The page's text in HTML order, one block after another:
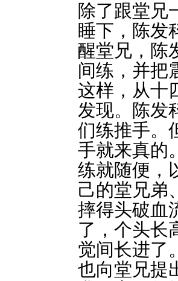
除了跟堂兄
睡下，陈发
醒堂兄，陈
间练，并把
这样，从十
发现。陈发
们练推手。
手就来真的
练就随便，
己的堂兄弟
摔得头破血
了，个头长
觉间长进了
也向堂兄提